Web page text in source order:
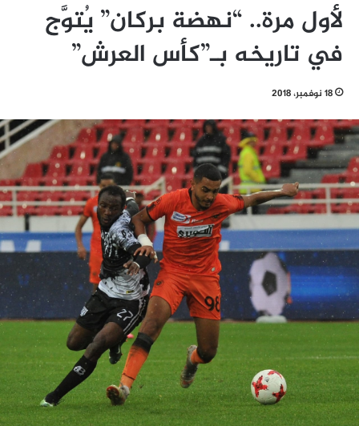
لأول مرة.. “نهضة بركان” يُتوَّج
في تاريخه بـ”كأس العرش”
18 نوفمبر، 2018